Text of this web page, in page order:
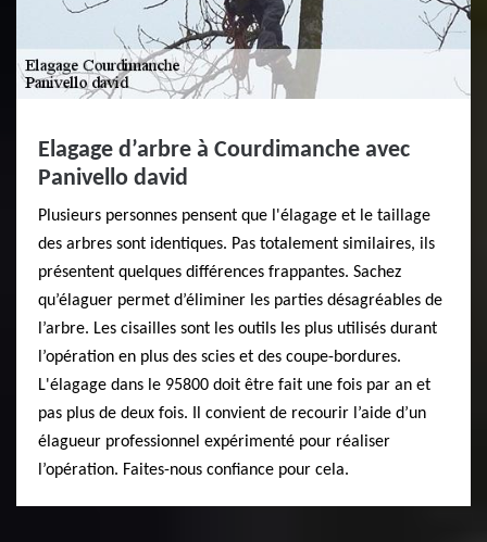
Elagage d’arbre à Courdimanche avec
Panivello david
Plusieurs personnes pensent que l'élagage et le taillage
des arbres sont identiques. Pas totalement similaires, ils
présentent quelques différences frappantes. Sachez
qu’élaguer permet d’éliminer les parties désagréables de
l’arbre. Les cisailles sont les outils les plus utilisés durant
l’opération en plus des scies et des coupe-bordures.
L'élagage dans le 95800 doit être fait une fois par an et
pas plus de deux fois. Il convient de recourir l’aide d’un
élagueur professionnel expérimenté pour réaliser
l’opération. Faites-nous confiance pour cela.